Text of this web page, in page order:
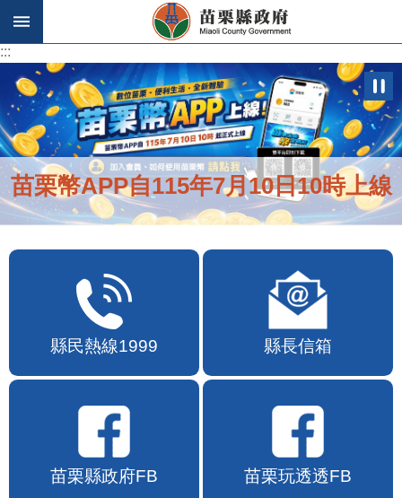
跳到主要內容區塊
:::
苗栗幣APP自115年7月10日10時上線
縣民熱線1999 縣長信箱
苗栗縣政府FB 苗栗玩透透FB